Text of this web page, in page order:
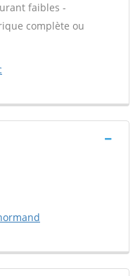
faibles -
complète ou